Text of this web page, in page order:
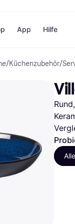
in bis zu 30
Shops
H&M
Temu
Alle Shops
App Hilfe
/Küchenzubehör/
Alle